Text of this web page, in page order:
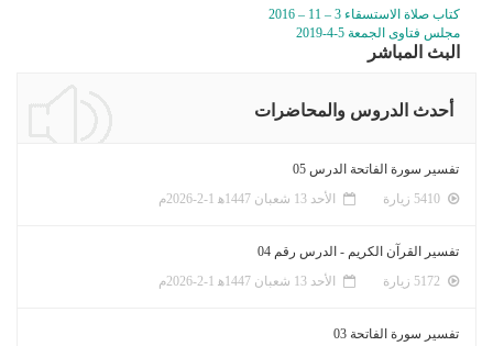
كتاب صلاة الاستسقاء 3 – 11 – 2016
مجلس فتاوى الجمعة 5-4-2019
البث المباشر
أحدث الدروس والمحاضرات
تفسير سورة الفاتحة الدرس 05
الأحد 13 شعبان 1447ﻫ 1-2-2026م
تفسير القرآن الكريم - الدرس رقم 04
الأحد 13 شعبان 1447ﻫ 1-2-2026م
تفسير سورة الفاتحة 03